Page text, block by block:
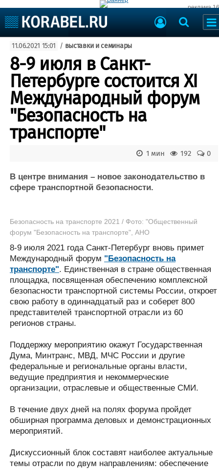
реклама
Судоходство
Судоремонт
События
Пресс-релизы
Порты
Рыболовство
ВМФ
Образование
Яхты и катера
Еще
Судостроение
Компании
Репутация
Доска объявлений
Оборудование
Изделия
Конференции
Выставки и семинары
Личности
Словарь
Флот
Галерея флота
Форум
Отзывы
Все службы
11.06.2021 15:01 / выставки и семинары
8-9 июля в Санкт-
Петербурге состоится XI
Международный форум
"Безопасность на
транспорте"
0
192
1 мин
В центре внимания – новое законодательство в
сфере транспортной безопасности.
Безопасность на транспорте 2021 / Фото: "Общественный
форум "Безопасность на транспорте", АНО
8-9 июля 2021 года Санкт-Петербург вновь примет
Международный форум "Безопасность на
транспорте". Единственная в стране общественная
площадка, посвященная обеспечению комплексной
безопасности транспортной системы России, откроет
свою работу в одиннадцатый раз и соберет 800
представителей транспортной отрасли из 60
регионов страны.
Поддержку мероприятию окажут Государственная
Дума, Минтранс, МВД, МЧС России и другие
федеральные и региональные органы власти,
ведущие предприятия и некоммерческие
организации, отраслевые и общественные СМИ.
В течение двух дней на полях форума пройдет
обширная программа деловых и демонстрационных
мероприятий.
Дискуссионный блок составят наиболее актуальные
темы отрасли по двум направлениям: обеспечение